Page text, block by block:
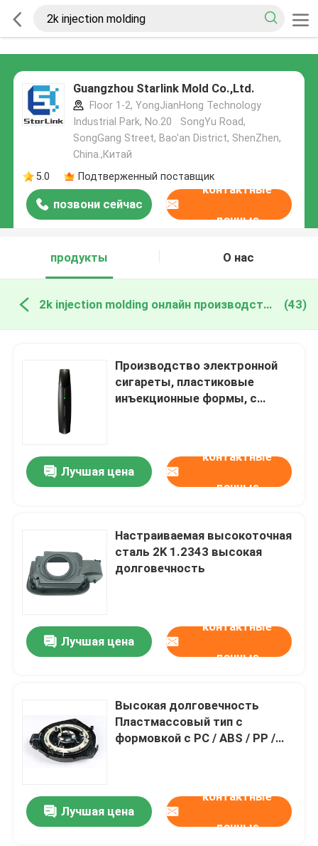
Guangzhou Starlink Mold Co.,Ltd.
Floor 1-2, YongJianHong Technology
Industrial Park, No.20 SongYu Road,
SongGang Street, Bao'an District, ShenZhen,
China.,Китай
5.0
Подтверженный поставщик
позвони сейчас
контактные
данные
продукты О нас
2k injection molding онлайн производство (43)
Производство электронной
сигареты, пластиковые
инъекционные формы, с
Лучшая цена
контактные
данные
Настраиваемая высокоточная
сталь 2K 1.2343 высокая
долговечность
Лучшая цена
контактные
данные
Высокая долговечность
Пластмассовый тип с
формовкой с PC / ABS / PP /
Лучшая цена
контактные
данные